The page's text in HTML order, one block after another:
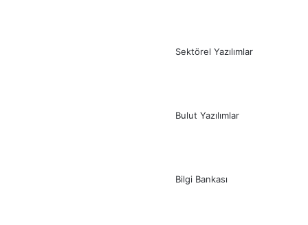
Sektörel Yazılımlar
Bulut Yazılımlar
Bilgi Bankası